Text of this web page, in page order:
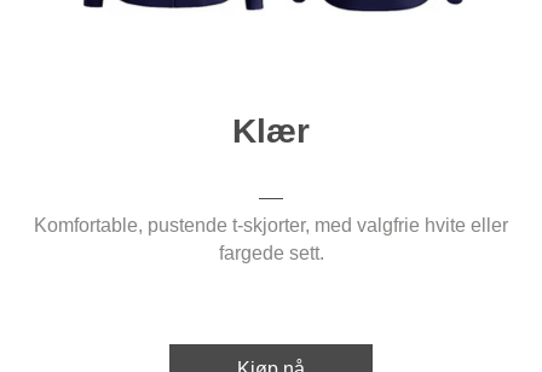
Klær
Komfortable, pustende t-skjorter, med valgfrie hvite eller
fargede sett.